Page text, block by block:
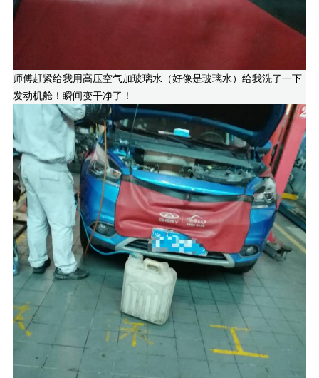
师傅赶紧给我用高压空气加玻璃水（好像是玻璃水）给我洗了一下
发动机舱！瞬间变干净了！